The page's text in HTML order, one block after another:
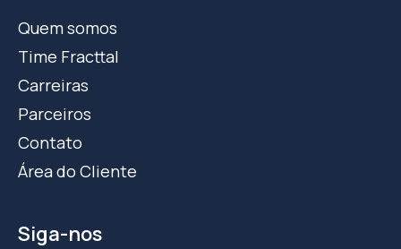
Quem somos
Time Fracttal
Carreiras
Parceiros
Contato
Área do Cliente
Siga-nos